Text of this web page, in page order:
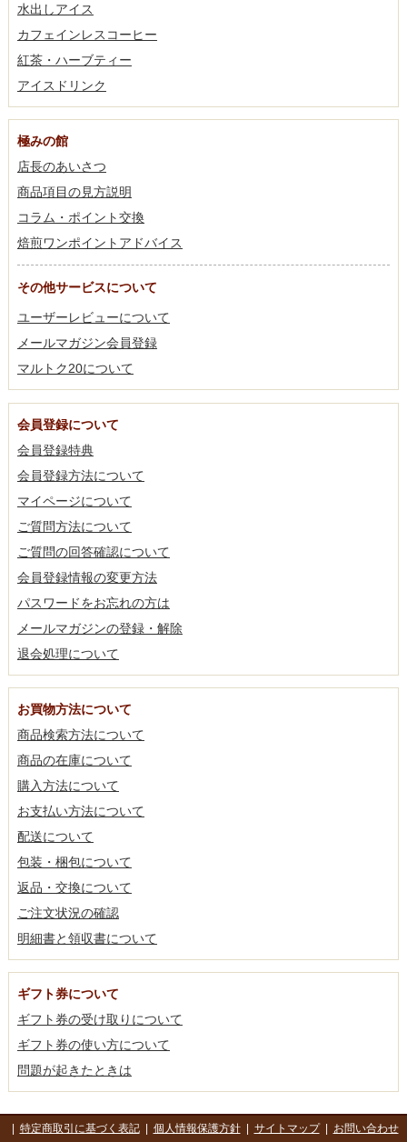
水出しアイス
カフェインレスコーヒー
紅茶・ハーブティー
アイスドリンク
極みの館
店長のあいさつ
商品項目の見方説明
コラム・ポイント交換
焙煎ワンポイントアドバイス
その他サービスについて
ユーザーレビューについて
メールマガジン会員登録
マルトク20について
会員登録について
会員登録特典
会員登録方法について
マイページについて
ご質問方法について
ご質問の回答確認について
会員登録情報の変更方法
パスワードをお忘れの方は
メールマガジンの登録・解除
退会処理について
お買物方法について
商品検索方法について
商品の在庫について
購入方法について
お支払い方法について
配送について
包装・梱包について
返品・交換について
ご注文状況の確認
明細書と領収書について
ギフト券について
ギフト券の受け取りについて
ギフト券の使い方について
問題が起きたときは
| 特定商取引に基づく表記| 個人情報保護方針| サイトマップ| お問い合わせ